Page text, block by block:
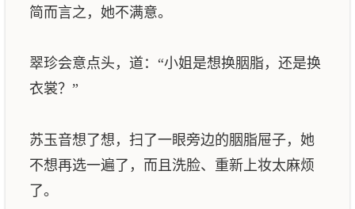
简而言之，她不满意。
翠珍会意点头，道：“小姐是想换胭脂，还是换
衣裳？”
苏玉音想了想，扫了一眼旁边的胭脂屉子，她
不想再选一遍了，而且洗脸、重新上妆太麻烦
了。